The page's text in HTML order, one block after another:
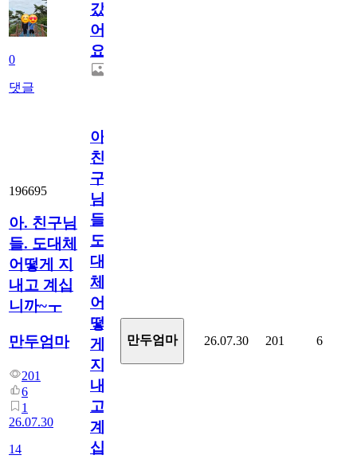
0
댓글
갔
어
요.
196695
아. 친구님
들. 도대체
어떻게 지
내고 계십
니까~ㅜ
만두엄마
201
6
1
26.07.30
14
아.
친
구
님
들.
도
대
체
어
떻
게
지
내
고
계
십
만두엄마 26.07.30 201 6